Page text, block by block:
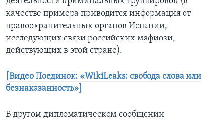
качестве примера приводится информация от
правоохранительных органов Испании,
исследующих связи российских мафиози,
действующих в этой стране).
[Видео Поединок: «WikiLeaks: свобода слова или
безнаказанность»
В другом дипломатическом сообщении